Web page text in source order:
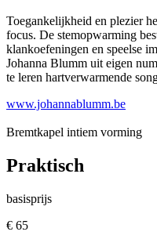
Toegankelijkheid en plezier
focus. De stemopwarming
klankoefeningen en speelse
Johanna Blumm uit eigen
te leren hartverwarmende
www.johannablumm.be
Bremtkapel intiem vorming
Praktisch
basisprijs
€ 65